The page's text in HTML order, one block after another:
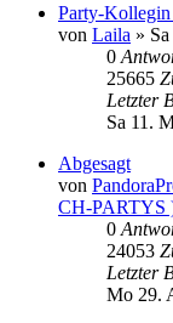
Party-Kollegin
von Laila »
0
25665
Letzter
Sa 11.
Abgesagt
von
CH-PARTYS
0
24053
Letzter
Mo 29.